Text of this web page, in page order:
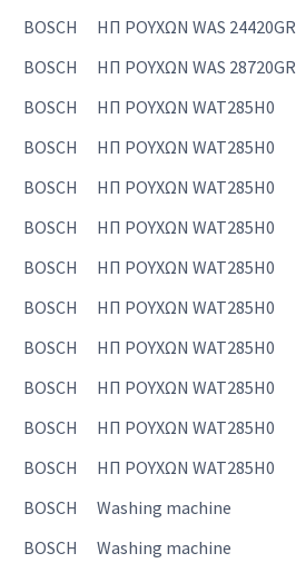
BOSCH ΗΠ ΡΟΥΧΩΝ WAS 24420GR
BOSCH ΗΠ ΡΟΥΧΩΝ WAS 28720GR
BOSCH ΗΠ ΡΟΥΧΩΝ WAT285H0
BOSCH ΗΠ ΡΟΥΧΩΝ WAT285H0
BOSCH ΗΠ ΡΟΥΧΩΝ WAT285H0
BOSCH ΗΠ ΡΟΥΧΩΝ WAT285H0
BOSCH ΗΠ ΡΟΥΧΩΝ WAT285H0
BOSCH
ΗΠ ΡΟΥΧΩΝ WAT285H0
BOSCH
ΗΠ ΡΟΥΧΩΝ WAT285H0
BOSCH
ΗΠ ΡΟΥΧΩΝ WAT285H0
BOSCH
ΗΠ ΡΟΥΧΩΝ WAT285H0
BOSCH ΗΠ ΡΟΥΧΩΝ WAT285H0
BOSCH Washing machine
BOSCH
Washing machine